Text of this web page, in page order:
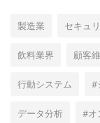
製造業 セキュ
飲料業界 顧客
行動システム #
データ分析 #オ